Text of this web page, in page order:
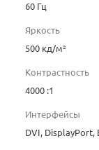
60 Гц
Яркость
500 кд/м²
Контрастность
4000 :1
Интерфейсы
DVI, DisplayPort,